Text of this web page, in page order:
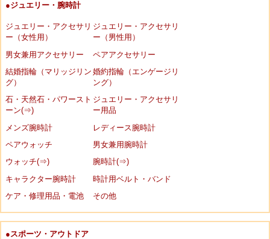
●ジュエリー・腕時計
ジュエリー・アクセサリ
ー（女性用）
ジュエリー・アクセサリ
ー（男性用）
男女兼用アクセサリー
ペアアクセサリー
結婚指輪（マリッジリン
グ）
婚約指輪（エンゲージリ
ング）
石・天然石・パワースト
ーン(⇒)
ジュエリー・アクセサリ
ー用品
メンズ腕時計
レディース腕時計
ペアウォッチ
男女兼用腕時計
ウォッチ(⇒)
腕時計(⇒)
キャラクター腕時計
時計用ベルト・バンド
ケア・修理用品・電池
その他
●スポーツ・アウトドア